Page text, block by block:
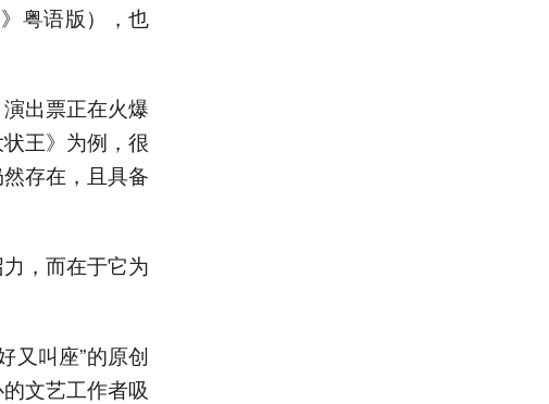
粤语版），也
出票正在火爆
王》为例，很
存在，且具备
，而在于它为
又叫座”的原创
文艺工作者吸